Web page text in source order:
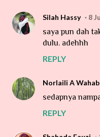
Silah Hassy 8
saya pun dah
dulu. adehhh
REPLY
Norlaili A Wahab
sedapnya
REPLY